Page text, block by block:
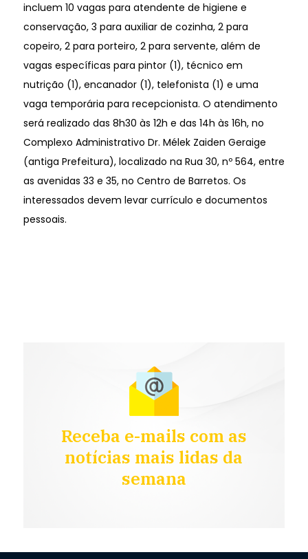
incluem 10 vagas para atendente de higiene e
conservação, 3 para auxiliar de cozinha, 2 para
copeiro, 2 para porteiro, 2 para servente, além de
vagas específicas para pintor (1), técnico em
nutrição (1), encanador (1), telefonista (1) e uma
vaga temporária para recepcionista. O atendimento
será realizado das 8h30 às 12h e das 14h às 16h, no
Complexo Administrativo Dr. Mélek Zaiden Geraige
(antiga Prefeitura), localizado na Rua 30, nº 564, entre
as avenidas 33 e 35, no Centro de Barretos. Os
interessados devem levar currículo e documentos
pessoais.
Receba e-mails com as
notícias mais lidas da
semana